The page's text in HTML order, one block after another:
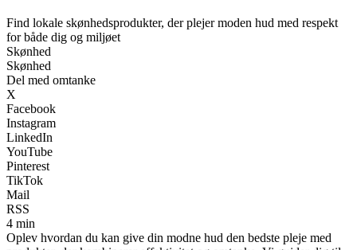
Find lokale skønhedsprodukter, der plejer moden hud med respekt
for både dig og miljøet
Skønhed
Skønhed
Del med omtanke
X
Facebook
Instagram
LinkedIn
YouTube
Pinterest
TikTok
Mail
RSS
4 min
Oplev hvordan du kan give din modne hud den bedste pleje med